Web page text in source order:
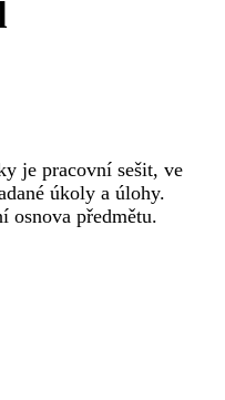
je pracovní sešit, ve
úkoly a úlohy.
osnova předmětu.